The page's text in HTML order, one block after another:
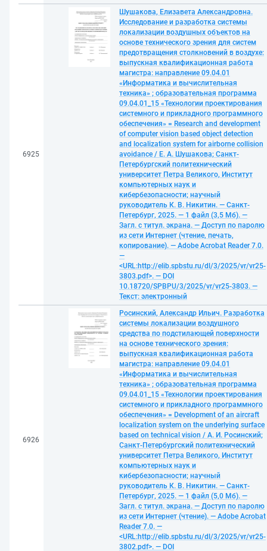
6925
Шушакова, Елизавета Александровна.
Исследование и разработка системы
локализации воздушных объектов на
основе технического зрения для систем
предотвращения столкновений в воздухе:
выпускная квалификационная работа
магистра: направление 09.04.01
«Информатика и вычислительная
техника» ; образовательная программа
09.04.01_15 «Технологии проектирования
системного и прикладного программного
обеспечения» = Research and development
of computer vision based object detection
and localization system for airborne collision
avoidance / Е. А. Шушакова; Санкт-
Петербургский политехнический
университет Петра Великого, Институт
компьютерных наук и
кибербезопасности; научный
руководитель К. В. Никитин. — Санкт-
Петербург, 2025. — 1 файл (3,5 Мб). —
Загл. с титул. экрана. — Доступ по паролю
из сети Интернет (чтение, печать,
копирование). — Adobe Acrobat Reader 7.0.
—
<URL:http://elib.spbstu.ru/dl/3/2025/vr/vr25-
3803.pdf>. — DOI
10.18720/SPBPU/3/2025/vr/vr25-3803. —
Текст: электронный
6926
Росинский, Александр Ильич. Разработка
системы локализации воздушного
средства по подстилающей поверхности
на основе технического зрения:
выпускная квалификационная работа
магистра: направление 09.04.01
«Информатика и вычислительная
техника» ; образовательная программа
09.04.01_15 «Технологии проектирования
системного и прикладного программного
обеспечения» = Development of an aircraft
localization system on the underlying surface
based on technical vision / А. И. Росинский;
Санкт-Петербургский политехнический
университет Петра Великого, Институт
компьютерных наук и
кибербезопасности; научный
руководитель К. В. Никитин. — Санкт-
Петербург, 2025. — 1 файл (5,0 Мб). —
Загл. с титул. экрана. — Доступ по паролю
из сети Интернет (чтение). — Adobe Acrobat
Reader 7.0. —
<URL:http://elib.spbstu.ru/dl/3/2025/vr/vr25-
3802.pdf>. — DOI